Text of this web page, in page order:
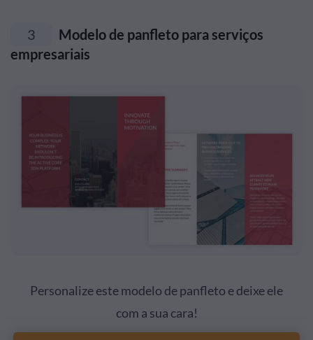
3
Modelo de panfleto para serviços
empresariais
Personalize este modelo de panfleto e deixe ele
com a sua cara!